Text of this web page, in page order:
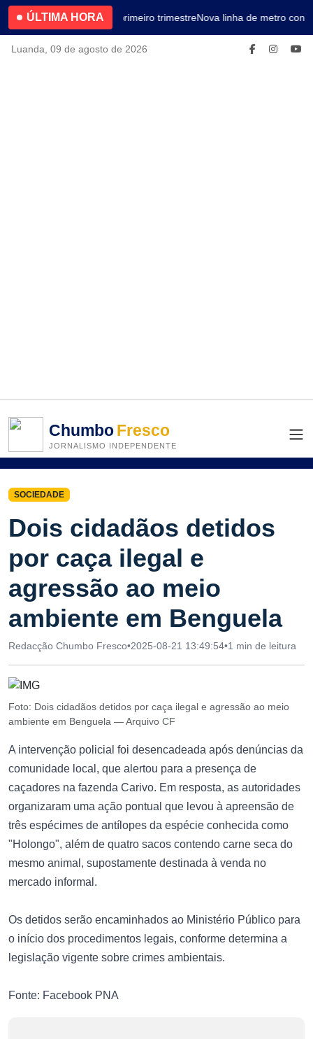
ÚLTIMA HORA4.2% no primeiro trimestreNova linha de metro
Luanda, 09 de agosto de 2026
ChumboFresco
JORNALISMO INDEPENDENTE
SOCIEDADE
Dois cidadãos detidos
por caça ilegal e
agressão ao meio
ambiente em Benguela
Redacção Chumbo Fresco•2025-08-21 13:49:54•1 min de leitura
Foto: Dois cidadãos detidos por caça ilegal e agressão ao meio
ambiente em Benguela — Arquivo CF
A intervenção policial foi desencadeada após denúncias da
comunidade local, que alertou para a presença de
caçadores na fazenda Carivo. Em resposta, as autoridades
organizaram uma ação pontual que levou à apreensão de
três espécimes de antílopes da espécie conhecida como
"Holongo", além de quatro sacos contendo carne seca do
mesmo animal, supostamente destinada à venda no
mercado informal.
Os detidos serão encaminhados ao Ministério Público para
o início dos procedimentos legais, conforme determina a
legislação vigente sobre crimes ambientais.
Fonte: Facebook PNA